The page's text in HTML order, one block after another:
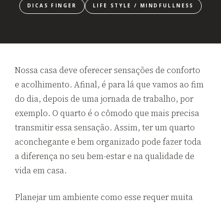
DICAS FINGER LIFE STYLE / MINDFULLNESS
Nossa casa deve oferecer sensações de conforto
e acolhimento. Afinal, é para lá que vamos ao fim
do dia, depois de uma jornada de trabalho, por
exemplo. O quarto é o cômodo que mais precisa
transmitir essa sensação. Assim, ter um quarto
aconchegante e bem organizado pode fazer toda
a diferença no seu bem-estar e na qualidade de
vida em casa.
Planejar um ambiente como esse requer muita